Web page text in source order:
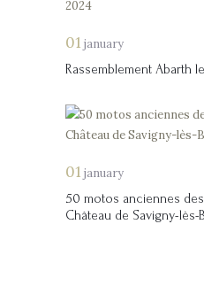
01 january
Rassemblement Abarth
01 january
50 motos anciennes
Château de Savigny-